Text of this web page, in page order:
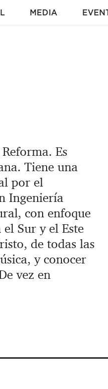
MEDIA
Es
Tiene una
por el
Ingeniería
con enfoque
Sur y el Este
de todas las
y conocer
vez en